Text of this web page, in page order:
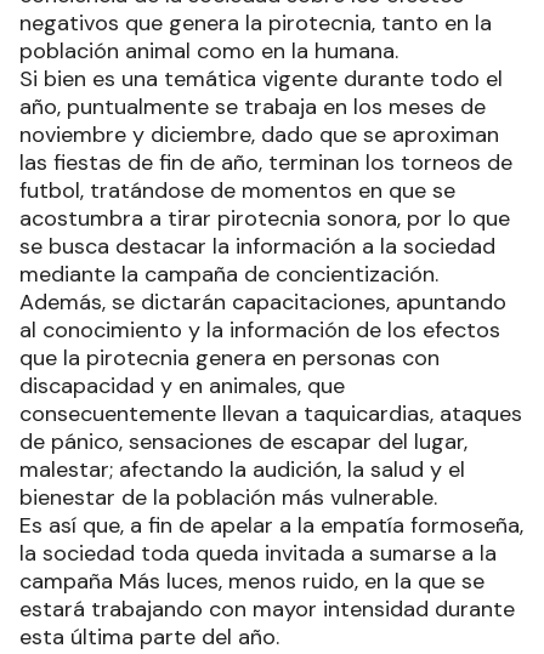
negativos que genera la pirotecnia, tanto en la
población animal como en la humana.
Si bien es una temática vigente durante todo el
año, puntualmente se trabaja en los meses de
noviembre y diciembre, dado que se aproximan
las fiestas de fin de año, terminan los torneos de
futbol, tratándose de momentos en que se
acostumbra a tirar pirotecnia sonora, por lo que
se busca destacar la información a la sociedad
mediante la campaña de concientización.
Además, se dictarán capacitaciones, apuntando
al conocimiento y la información de los efectos
que la pirotecnia genera en personas con
discapacidad y en animales, que
consecuentemente llevan a taquicardias, ataques
de pánico, sensaciones de escapar del lugar,
malestar; afectando la audición, la salud y el
bienestar de la población más vulnerable.
Es así que, a fin de apelar a la empatía formoseña,
la sociedad toda queda invitada a sumarse a la
campaña Más luces, menos ruido, en la que se
estará trabajando con mayor intensidad durante
esta última parte del año.